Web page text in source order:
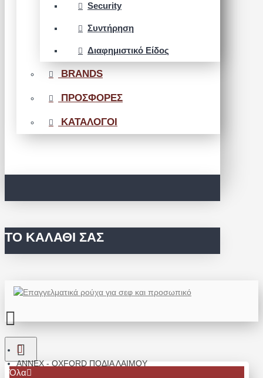
Security
Συντήρηση
Διαφημιστικό Είδος
BRANDS
ΠΡΟΣΦΟΡΕΣ
ΚΑΤΑΛΟΓΟΙ
ΤΟ ΚΑΛΆΘΙ ΣΑΣ
Όλα
ANNEX - OXFORD ΠΟΔΙΆ ΛΑΙΜΟΎ